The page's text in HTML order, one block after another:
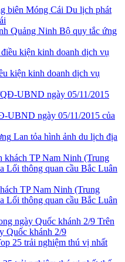
Du lịch phát
Bộ quy tắc ứng
kiện kinh doanh dịch vụ
UBND ngày 05/11/2015 của
Lan tỏa hình ảnh du lịch địa
TP Nam Ninh (Trung
Lối thông quan cầu Bắc Luân
Trên
Quốc khánh 2/9